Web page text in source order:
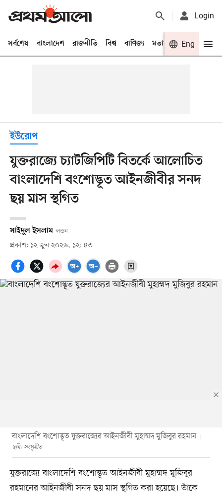
Login
সর্বশেষ বাংলাদেশ রাজনীতি বিশ্ব বাণিজ্য মতামত খেলা
Eng
ইউরোপ
যুক্তরাজ্যে চ্যাটজিপিটি বিতর্কে আলোচিত
বাংলাদেশি বংশোদ্ভূত আইনজীবীর সনদ
ছয় মাস স্থগিত
সাইদুল ইসলাম লন্ডন
প্রকাশ: ১২ জুন ২০২৬, ১২: ৪৩
বাংলাদেশি বংশোদ্ভূত যুক্তরাজ্যের আইনজীবী মুহাম্মদ মুজিবুর রহমান
ছবি: সংগৃহীত
যুক্তরাজ্যে বাংলাদেশি বংশোদ্ভূত আইনজীবী মুহাম্মদ মুজিবুর
রহমানের আইনজীবী সনদ ছয় মাস স্থগিত করা হয়েছে। তাঁকে